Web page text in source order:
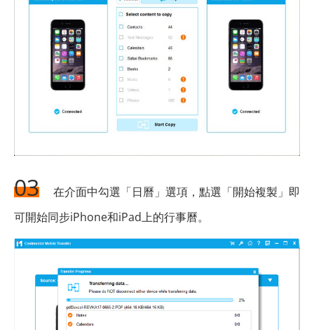
03
在介面中勾選「日曆」選項，點選「開始複製」即
可開始同步iPhone和iPad上的行事曆。